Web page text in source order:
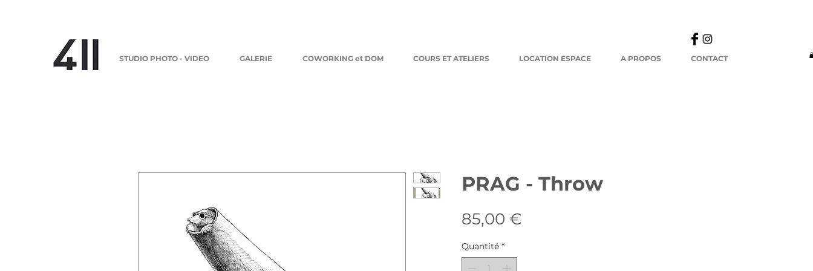
STUDIO PHOTO - VIDEO GALERIE COWORKING et DOM COURS ET ATELIERS LOCATION ESPACE A PROPOS CONTACT
PRAG - Throw
85,00 €Prix
Quantité *